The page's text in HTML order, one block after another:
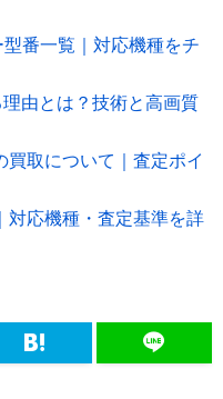
番一覧｜対応機種をチ
由とは？技術と高画質
取について｜査定ポイ
対応機種・査定基準を詳